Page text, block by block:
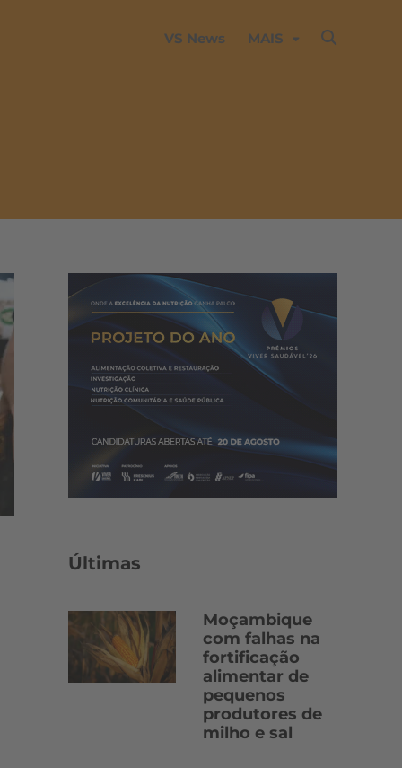
VS News MAIS
Últimas
Moçambique
com falhas na
fortificação
alimentar de
pequenos
produtores de
milho e sal